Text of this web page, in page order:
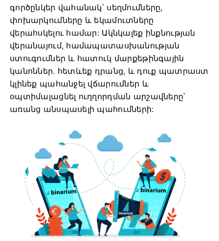
գործընկեր վահանակ՝ սեղմումները,
փոխարկումները և եկամուտները
վերահսկելու համար: Ակնկալեք ինքնության
վերանայում, համապատասխանության
ստուգումներ և հատուկ մարքեթինգային
կանոններ. հետևեք դրանց, և դուք պատրաստ
կլինեք պահանջել վճարումներ և
օպտիմալացնել ուղղորդման արշավները՝
առանց անսպասելի պահումների: